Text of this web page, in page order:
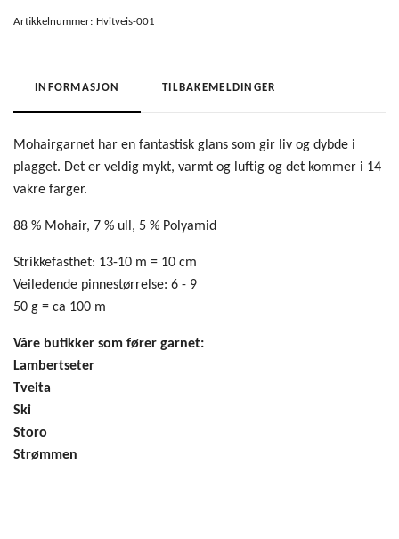
Artikkelnummer: Hvitveis-001
INFORMASJON TILBAKEMELDINGER
Mohairgarnet har en fantastisk glans som gir liv og dybde i
plagget. Det er veldig mykt, varmt og luftig og det kommer i 14
vakre farger.
88 % Mohair, 7 % ull, 5 % Polyamid
Strikkefasthet: 13-10 m = 10 cm
Veiledende pinnestørrelse: 6 - 9
50 g = ca 100 m
Våre butikker som fører garnet:
Lambertseter
Tveita
Ski
Storo
Strømmen